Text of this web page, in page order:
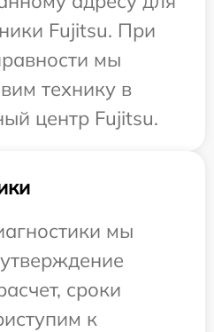
Fujitsu. При
мы
технику в
центр Fujitsu.
мы
сроки
к